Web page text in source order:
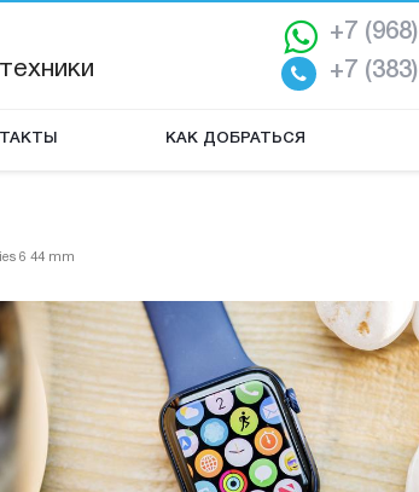
+7 (968)
+7 (383)
КАК ДОБРАТЬСЯ
6 44 mm